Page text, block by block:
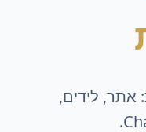
אתר, לידים,